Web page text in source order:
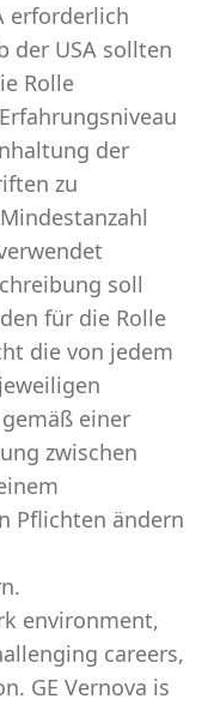
erforderlich
der USA sollten
Rolle
der
zu
soll
für die Rolle
die von jedem
einer
zwischen
Pflichten ändern
environment,
careers,
GE Vernova is